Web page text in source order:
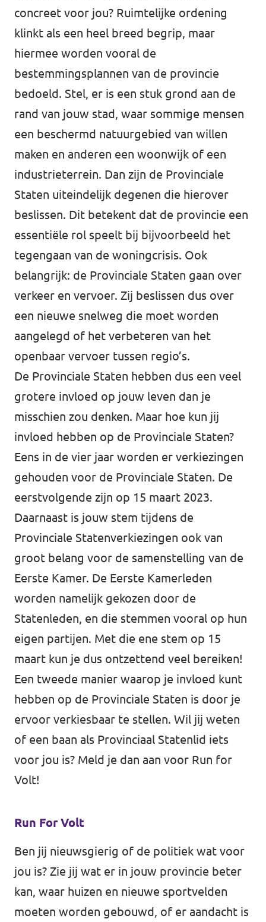
concreet voor jou? Ruimtelijke ordening
klinkt als een heel breed begrip, maar
hiermee worden vooral de
bestemmingsplannen van de provincie
bedoeld. Stel, er is een stuk grond aan de
rand van jouw stad, waar sommige mensen
een beschermd natuurgebied van willen
maken en anderen een woonwijk of een
industrieterrein. Dan zijn de Provinciale
Staten uiteindelijk degenen die hierover
beslissen. Dit betekent dat de provincie een
essentiële rol speelt bij bijvoorbeeld het
tegengaan van de woningcrisis. Ook
belangrijk: de Provinciale Staten gaan over
verkeer en vervoer. Zij beslissen dus over
een nieuwe snelweg die moet worden
aangelegd of het verbeteren van het
openbaar vervoer tussen regio’s.
De Provinciale Staten hebben dus een veel
grotere invloed op jouw leven dan je
misschien zou denken. Maar hoe kun jij
invloed hebben op de Provinciale Staten?
Eens in de vier jaar worden er verkiezingen
gehouden voor de Provinciale Staten. De
eerstvolgende zijn op 15 maart 2023.
Daarnaast is jouw stem tijdens de
Provinciale Statenverkiezingen ook van
groot belang voor de samenstelling van de
Eerste Kamer. De Eerste Kamerleden
worden namelijk gekozen door de
Statenleden, en die stemmen vooral op hun
eigen partijen. Met die ene stem op 15
maart kun je dus ontzettend veel bereiken!
Een tweede manier waarop je invloed kunt
hebben op de Provinciale Staten is door je
ervoor verkiesbaar te stellen. Wil jij weten
of een baan als Provinciaal Statenlid iets
voor jou is? Meld je dan aan voor Run for
Volt!
Run For Volt
Ben jij nieuwsgierig of de politiek wat voor
jou is? Zie jij wat er in jouw provincie beter
kan, waar huizen en nieuwe sportvelden
moeten worden gebouwd, of er aandacht is